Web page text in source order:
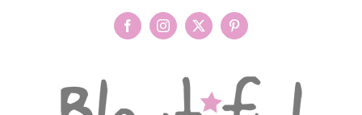
FacebookInstagram
X Pinterest